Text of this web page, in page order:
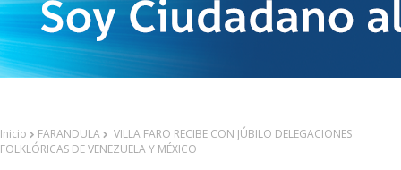
Inicio FARANDULA
VILLA FARO RECIBE CON JÚBILO DELEGACIONES
FOLKLÓRICAS DE VENEZUELA Y MÉXICO